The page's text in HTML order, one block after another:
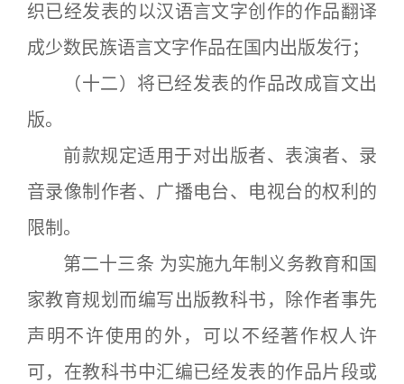
织已经发表的以汉语言文字创作的作品翻译
成少数民族语言文字作品在国内出版发行；
（十二）将已经发表的作品改成盲文出
版。
前款规定适用于对出版者、表演者、录
音录像制作者、广播电台、电视台的权利的
限制。
第二十三条 为实施九年制义务教育和国
家教育规划而编写出版教科书，除作者事先
声明不许使用的外，可以不经著作权人许
可，在教科书中汇编已经发表的作品片段或